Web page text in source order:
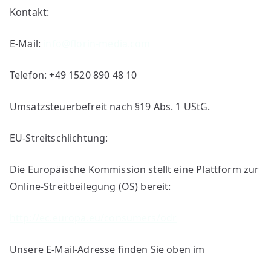
Kontakt:
E-Mail:
Telefon: +49 1520 890 48 10
Umsatzsteuerbefreit nach §19 Abs. 1 UStG.
EU-Streitschlichtung:
Die Europäische Kommission stellt eine Plattform zur
Online-Streitbeilegung (OS) bereit:
Unsere E-Mail-Adresse finden Sie oben im